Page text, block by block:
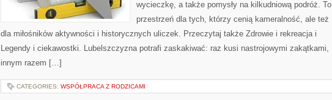
wycieczkę, a także pomysły na kilkudniową podróż. To
przestrzeń dla tych, którzy cenią kameralność, ale też
dla miłośników aktywności i historycznych uliczek. Przeczytaj także Zdrowie i rekreacja i
Legendy i ciekawostki. Lubelszczyzna potrafi zaskakiwać: raz kusi nastrojowymi zakątkami,
innym razem […]
CATEGORIES: WSPÓŁPRACA Z RODZICAMI